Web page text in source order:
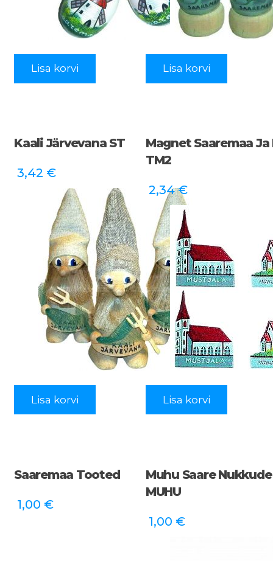
Lisa korvi Lisa korvi
Kaali Järvevana ST
3,42 €
Lisa korvi
Magnet Saaremaa
TM2
2,34€
Lisa korvi
Saaremaa Tooted
1,00 €
Muhu Saare
MUHU
1,00 €